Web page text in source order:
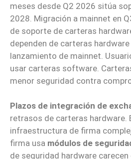
meses desde Q2 2026 sitúa
2028. Migración a mainnet en
de soporte de carteras
dependen de carteras
lanzamiento de mainnet.
usar carteras software.
menor seguridad contra
Plazos de integración de
retrasos de carteras hardware.
infraestructura de firma
firma usa módulos de
de seguridad hardware